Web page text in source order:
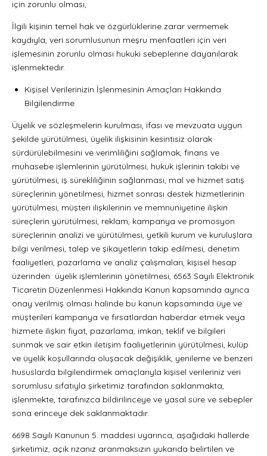
için zorunlu olması,
İlgili kişinin temel hak ve özgürlüklerine zarar vermemek
kaydıyla, veri sorumlusunun meşru menfaatleri için veri
işlemesinin zorunlu olması hukuki sebeplerine dayanılarak
işlenmektedir.
Kişisel Verilerinizin İşlenmesinin Amaçları Hakkında
Bilgilendirme
Üyelik ve sözleşmelerin kurulması, ifası ve mevzuata uygun
şekilde yürütülmesi, üyelik ilişkisinin kesintisiz olarak
sürdürülebilmesini ve verimliliğini sağlamak, finans ve
muhasebe işlemlerinin yürütülmesi, hukuk işlerinin takibi ve
yürütülmesi, iş sürekliliğinin sağlanması, mal ve hizmet satış
süreçlerinin yönetilmesi, hizmet sonrası destek hizmetlerinin
yürütülmesi, müşteri ilişkilerinin ve memnuniyetine ilişkin
süreçlerin yürütülmesi, reklam, kampanya ve promosyon
süreçlerinin analizi ve yürütülmesi, yetkili kurum ve kuruluşlara
bilgi verilmesi, talep ve şikayetlerin takip edilmesi, denetim
faaliyetleri, pazarlama ve analiz çalışmaları, kişisel hesap
üzerinden üyelik işlemlerinin yönetilmesi, 6563 Sayılı Elektronik
Ticaretin Düzenlenmesi Hakkında Kanun kapsamında ayrıca
onay verilmiş olması halinde bu kanun kapsamında üye ve
müşterileri kampanya ve fırsatlardan haberdar etmek veya
hizmete ilişkin fiyat, pazarlama, imkan, teklif ve bilgileri
sunmak ve sair etkin iletişim faaliyetlerinin yürütülmesi, kulüp
ve üyelik koşullarında oluşacak değişiklik, yenileme ve benzeri
hususlarda bilgilendirmek amaçlarıyla kişisel verileriniz veri
sorumlusu sıfatıyla şirketimiz tarafından saklanmakta,
işlenmekte, tarafınızca bildirilinceye ve yasal süre ve sebepler
sona erinceye dek saklanmaktadır.
6698 Sayılı Kanunun 5. maddesi uyarınca, aşağıdaki hallerde
şirketimiz, açık rızanız aranmaksızın yukarıda belirtilen ve